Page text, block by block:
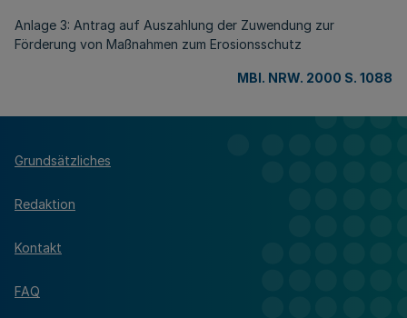
Anlage 3: Antrag auf Auszahlung der Zuwendung zur
Förderung von Maßnahmen zum Erosionsschutz
MBl. NRW. 2000 S. 1088
Grundsätzliches
Redaktion
Kontakt
FAQ